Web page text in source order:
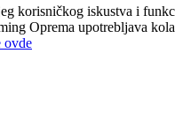
korisničkog iskustva i
Oprema upotrebljava
ovde